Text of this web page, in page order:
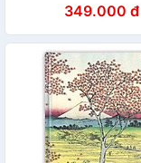
349.000 đ